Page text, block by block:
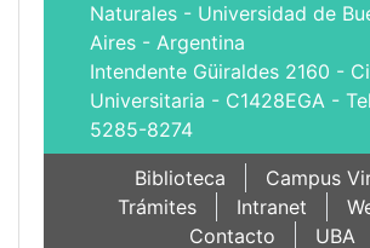
Naturales - Universidad de
Aires - Argentina
Intendente Güiraldes 2160 -
Universitaria - C1428EGA -
5285-8274
Biblioteca
Campus
Trámites
Intranet
Contacto
UBA